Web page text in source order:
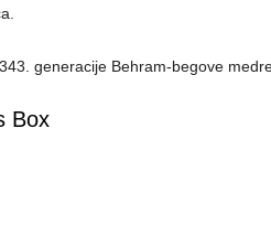
generacije Behram-begove
Box